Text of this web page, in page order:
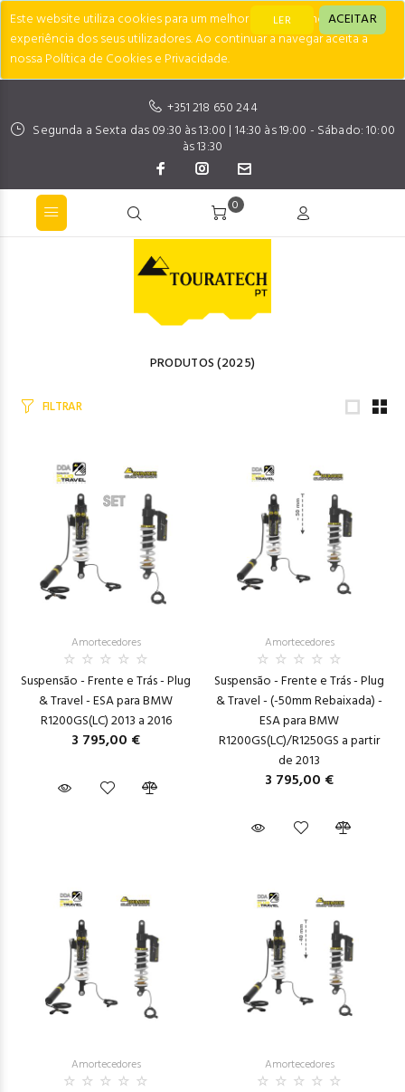
Este website utiliza cookies para um melhor desempenho e
experiência dos seus utilizadores. Ao continuar a navegar aceita a
nossa Política de Cookies e Privacidade.
LER ACEITAR
+351 218 650 244
Segunda a Sexta das 09:30 às 13:00 | 14:30 às 19:00 - Sábado: 10:00
às 13:30
0
PRODUTOS(2025)
FILTRAR
Amortecedores
Suspensão - Frente e Trás - Plug
& Travel - ESA para BMW
R1200GS(LC) 2013 a 2016
3 795,00 €
Amortecedores
Suspensão - Frente e Trás - Plug
& Travel - (-50mm Rebaixada) -
ESA para BMW
R1200GS(LC)/R1250GS a partir
de 2013
3 795,00 €
Amortecedores Amortecedores